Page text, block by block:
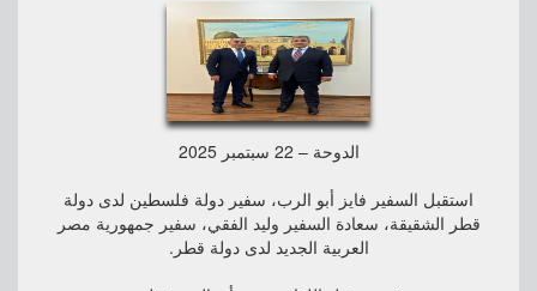
الدوحة – 22 سبتمبر 2025
استقبل السفير فايز أبو الرب، سفير دولة فلسطين لدى دولة
قطر الشقيقة، سعادة السفير وليد الفقي، سفير جمهورية مصر
العربية الجديد لدى دولة قطر.